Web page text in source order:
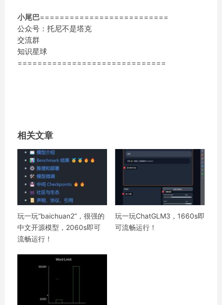
小尾巴==========================
公众号：托尼不是塔克
交流群
知识星球
==============================
相关文章
玩一玩“baichuan2”，很强的
中文开源模型，2060s即可
流畅运行！
玩一玩ChatGLM3，1660s即
可流畅运行！